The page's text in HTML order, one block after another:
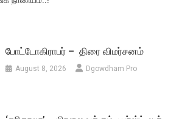
போட்டோகிராபர் – திரை விமர்சனம்
August 8, 2026 Dgowdham Pro